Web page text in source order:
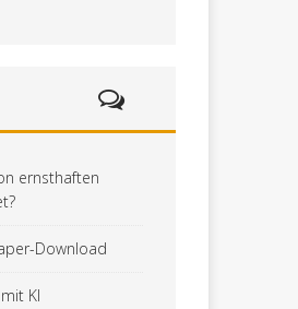
ernsthaften
Download
KI